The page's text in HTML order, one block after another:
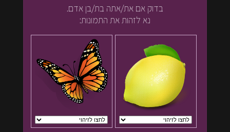
בדוק אם את/אתה בת/בן אדם.
נא לזהות את התמונות: